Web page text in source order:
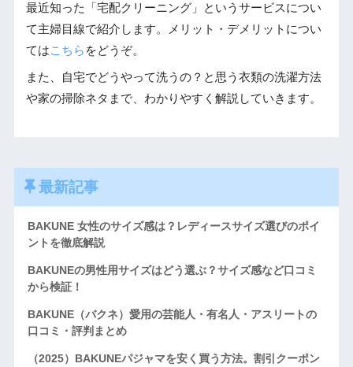
最近知った「宅配クリーニング」というサービスについ
て主婦目線で紹介します。メリット・デメリットについ
てはこちら をどうぞ。
また、自宅でどうやって洗うの？と思う衣類の洗濯方法
や家の掃除ネタまで、わかりやすく解説していきます。
最新記事
BAKUNE 女性のサイズ感は？レディースサイズ選びのポイ
ントを徹底解説
BAKUNEの男性用サイズはどう選ぶ？サイズ感など口コミ
から検証！
BAKUNE（バクネ）愛用の芸能人・有名人・アスリートの
口コミ・評判まとめ
（2025）BAKUNEパジャマを安く買う方法。割引クーポン